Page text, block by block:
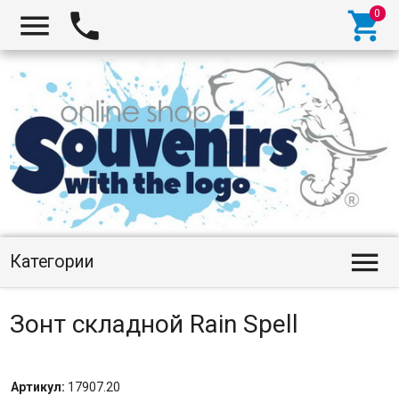
  
Категории 
Зонт складной Rain Spell
Артикул: 17907.20